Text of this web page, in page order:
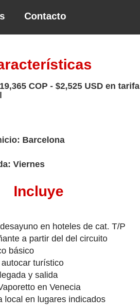
Contacto
COP - $2,525 USD en tarifa
Barcelona
Viernes
Incluye
en hoteles de cat. T/P
a partir del del circuito
básico
turístico
y salida
en Venecia
local en lugares indicados